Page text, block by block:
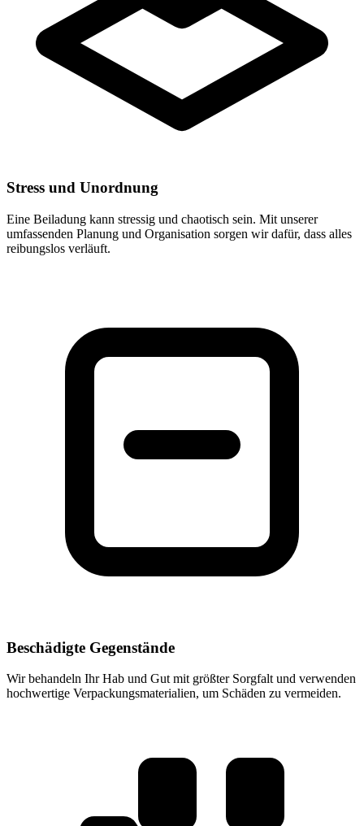
Stress und Unordnung
Eine Beiladung kann stressig und chaotisch sein. Mit unserer
umfassenden Planung und Organisation sorgen wir dafür, dass alles
reibungslos verläuft.
Beschädigte Gegenstände
Wir behandeln Ihr Hab und Gut mit größter Sorgfalt und verwenden
hochwertige Verpackungsmaterialien, um Schäden zu vermeiden.